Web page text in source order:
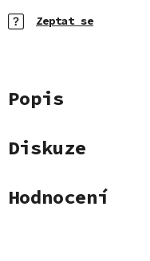
Zeptat se
Popis
Diskuze
Hodnocení